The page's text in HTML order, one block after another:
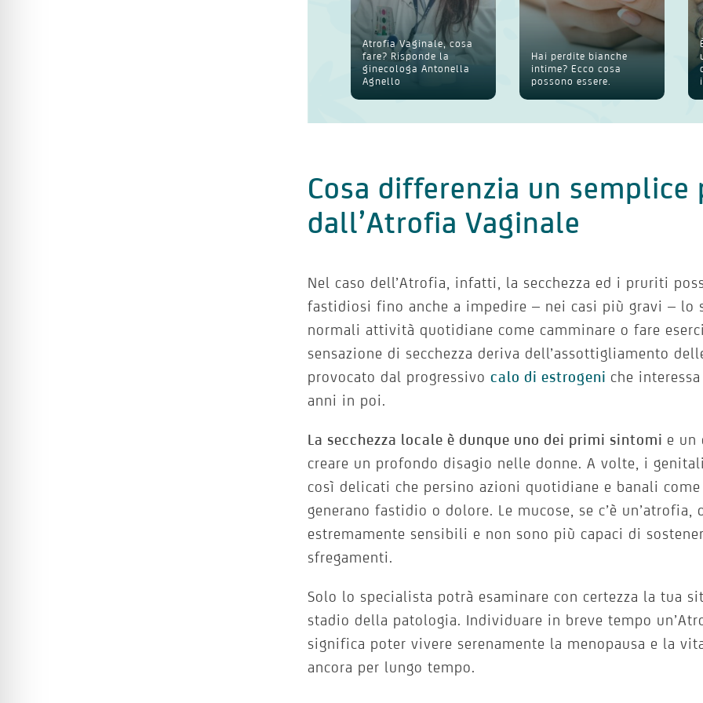
Atrofia Vaginale, cosa
fare? Risponde la
ginecologa Antonella
Agnello
Hai perdite bianche
intime? Ecco cosa
possono essere.
Cosa differenzia un semplice
dall’Atrofia Vaginale
Nel caso dell’Atrofia, infatti, la secchezza ed i pruriti
fastidiosi fino anche a impedire – nei casi più gravi – lo
normali attività quotidiane come camminare o fare
sensazione di secchezza deriva dell’assottigliamento
provocato dal progressivocalo di estrogeni che
anni in poi.
La secchezza locale è dunque uno dei primi sintomi e un
creare un profondo disagio nelle donne. A volte, i
così delicati che persino azioni quotidiane e banali
generano fastidio o dolore. Le mucose, se c’è un’atrofia,
estremamente sensibili e non sono più capaci di
sfregamenti.
Solo lo specialista potrà esaminare con certezza la tua
stadio della patologia. Individuare in breve tempo
significa poter vivere serenamente la menopausa e la
ancora per lungo tempo.